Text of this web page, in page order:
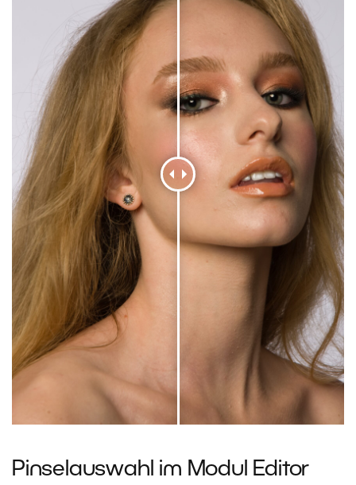
Pinselauswahl im Modul Editor